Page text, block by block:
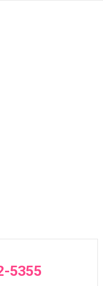
나는 이바라키·동경 4일
코에서 특별한 추억을 만드
두 담은 완벽한 일본 여행
5355